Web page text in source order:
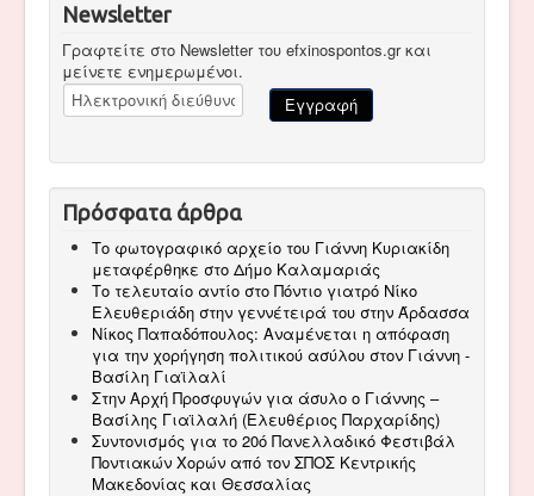
Newsletter
Γραφτείτε στο Newsletter του efxinospontos.gr και
μείνετε ενημερωμένοι.
Πρόσφατα άρθρα
Το φωτογραφικό αρχείο του Γιάννη Κυριακίδη
μεταφέρθηκε στο Δήμο Καλαμαριάς
Το τελευταίο αντίο στο Πόντιο γιατρό Νίκο
Ελευθεριάδη στην γεννέτειρά του στην Άρδασσα
Νίκος Παπαδόπουλος: Αναμένεται η απόφαση
για την χορήγηση πολιτικού ασύλου στον Γιάννη -
Βασίλη Γιαϊλαλί
Στην Αρχή Προσφυγών για άσυλο ο Γιάννης –
Βασίλης Γιαϊλαλή (Ελευθέριος Παρχαρίδης)
Συντονισμός για το 20ό Πανελλαδικό Φεστιβάλ
Ποντιακών Χορών από τον ΣΠΟΣ Κεντρικής
Μακεδονίας και Θεσσαλίας